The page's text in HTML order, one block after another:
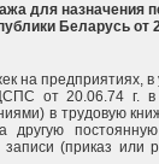
для назначения
Беларусь от
на предприятиях,
от 20.06.74 г. в
в трудовую
другую
(приказ или